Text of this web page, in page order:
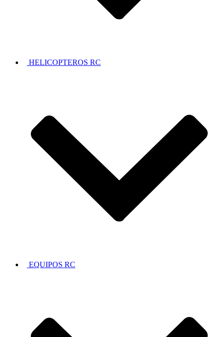
HELICOPTEROS RC
EQUIPOS RC